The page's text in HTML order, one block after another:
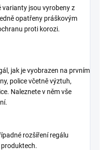
varianty jsou vyrobeny z
opatřeny práškovým
proti korozi.
jak je vyobrazen na prvním
police včetně výztuh,
Naleznete v něm vše
rozšíření regálu
produktech.